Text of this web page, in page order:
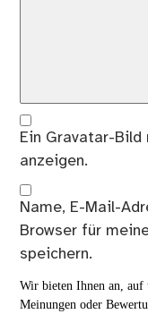
Ein Gravatar-Bild
anzeigen.
Name, E-Mail-
Browser für
speichern.
Wir bieten Ihnen an, auf
Meinungen oder